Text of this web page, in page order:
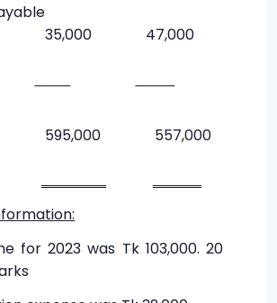
Payable
47,000
557,000
‗‗‗‗‗‗
for 2023 was Tk 103,000. 20